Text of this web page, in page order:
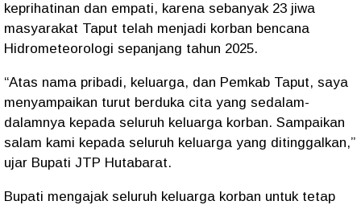
keprihatinan dan empati, karena sebanyak 23 jiwa
masyarakat Taput telah menjadi korban bencana
Hidrometeorologi sepanjang tahun 2025.
“Atas nama pribadi, keluarga, dan Pemkab Taput, saya
menyampaikan turut berduka cita yang sedalam-
dalamnya kepada seluruh keluarga korban. Sampaikan
salam kami kepada seluruh keluarga yang ditinggalkan,”
ujar Bupati JTP Hutabarat.
Bupati mengajak seluruh keluarga korban untuk tetap